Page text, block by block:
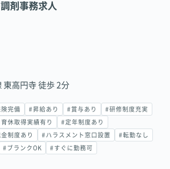
剤事務求人
東高円寺 徒歩 2分
完備 #昇給あり #賞与あり #研修制度充実
休取得実績有り #定年制度あり
制度あり #ハラスメント窓口設置 #転勤なし
#ブランクOK #すぐに勤務可